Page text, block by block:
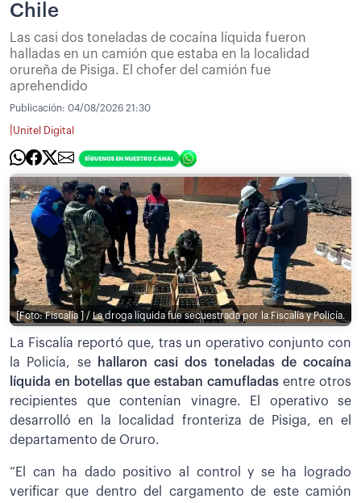
Chile
Las casi dos toneladas de cocaína líquida fueron
halladas en un camión que estaba en la localidad
orureña de Pisiga. El chofer del camión fue
aprehendido
Publicación: 04/08/2026 21:30
Unitel Digital
[Foto: Fiscalía ] / La droga líquida fue secuestrada por la Fiscalía y Policía.
La Fiscalía reportó que, tras un operativo conjunto con
la Policía, se
hallaron casi dos toneladas de cocaína
líquida en botellas que estaban camufladas entre otros
recipientes que contenían vinagre. El operativo se
desarrolló en la localidad fronteriza de Pisiga, en el
departamento de Oruro.
“El can ha dado positivo al control y se ha logrado
verificar que dentro del cargamento de este camión